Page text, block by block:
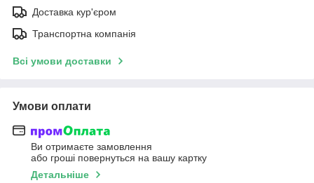
Доставка кур'єром
Транспортна компанія
Всі умови доставки
Умови оплати
Ви отримаєте замовлення
або гроші повернуться на вашу картку
Детальніше